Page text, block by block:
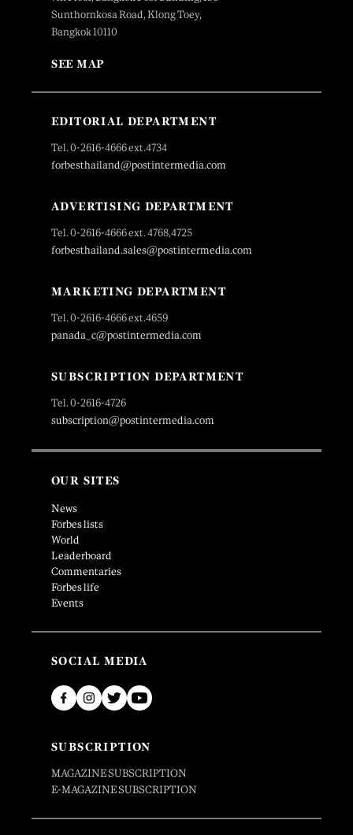
Sunthornkosa Road, Klong Toey,
Bangkok 10110
SEE MAP
EDITORIAL DEPARTMENT
Tel. 0-2616-4666 ext.4734
forbesthailand@postintermedia.com
ADVERTISING DEPARTMENT
Tel. 0-2616-4666 ext. 4768,4725
forbesthailand.sales@postintermedia.com
MARKETING DEPARTMENT
Tel. 0-2616-4666 ext.4659
panada_c@postintermedia.com
SUBSCRIPTION DEPARTMENT
Tel. 0-2616-4726
subscription@postintermedia.com
OUR SITES
News
Forbes lists
World
Leaderboard
Commentaries
Forbes life
Events
SOCIAL MEDIA
SUBSCRIPTION
MAGAZINE SUBSCRIPTION
E-MAGAZINE SUBSCRIPTION